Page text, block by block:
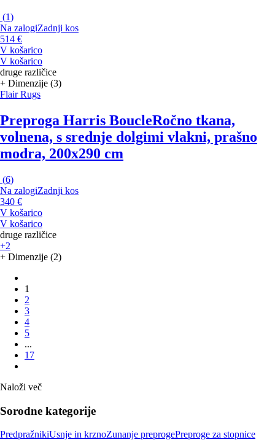
(1)
Na zalogiZadnji kos
514 €
V košarico
V košarico
druge različice
+ Dimenzije (3)
Flair Rugs
Preproga Harris BoucleRočno tkana,
volnena, s srednje dolgimi vlakni, prašno
modra, 200x290 cm
(6)
Na zalogiZadnji kos
340 €
V košarico
V košarico
druge različice
+2
+ Dimenzije (2)
1
2
3
4
5
...
17
Naloži več
Sorodne kategorije
PredpražnikiUsnje in krznoZunanje preprogePreproge za stopnice